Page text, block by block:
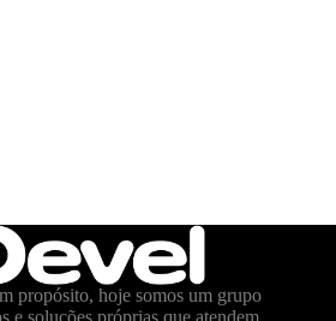
propósito, hoje somos um grupo
e soluções próprias que atendem